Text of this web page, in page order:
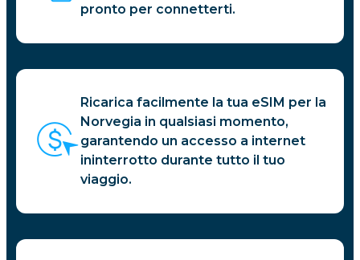
pronto per connetterti.
Ricarica facilmente la tua eSIM per la
Norvegia in qualsiasi momento,
garantendo un accesso a internet
ininterrotto durante tutto il tuo
viaggio.